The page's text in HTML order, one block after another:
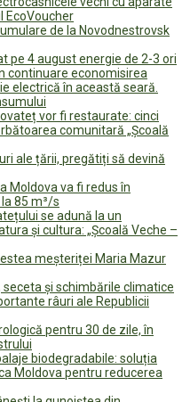
EcoVoucher
de la Novodnestrovsk
pe 4 august energie de 2-3 ori
continuare economisirea
electrică în această seară.
vor fi restaurate: cinci
comunitară „Școală
ale țării, pregătiți să devină
Moldova va fi redus în
85 m³/s
se adună la un
și cultura: „Școală Veche –
meșteriței Maria Mazur
și schimbările climatice
râuri ale Republicii
pentru 30 de zile, în
biodegradabile: soluția
Moldova pentru reducerea